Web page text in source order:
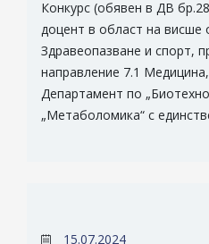
Конкурс (обявен в ДВ
доцент в област на висше
Здравеопазване и спорт,
направление 7.1
Департамент по
„Метаболомика“ с
15.07.2024